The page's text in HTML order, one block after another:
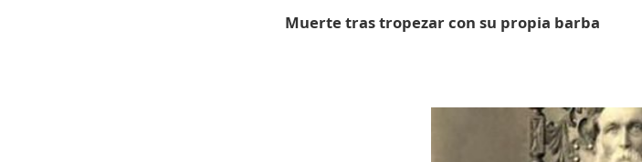
Muerte tras tropezar con su propia barba